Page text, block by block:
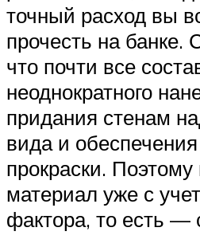
точный расход вы
прочесть на банке.
что почти все
неоднократного
придания стенам
вида и
прокраски.
материал уже с
фактора, то есть —